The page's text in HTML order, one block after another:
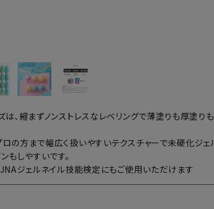
は、縮まずノンストレスなレベリングで薄塗りも厚塗り
の方まで幅広く扱いやすいテクスチャーで未硬化ジェ
もしやすいです。
ジェルネイル技能検定にもご使用いただけます